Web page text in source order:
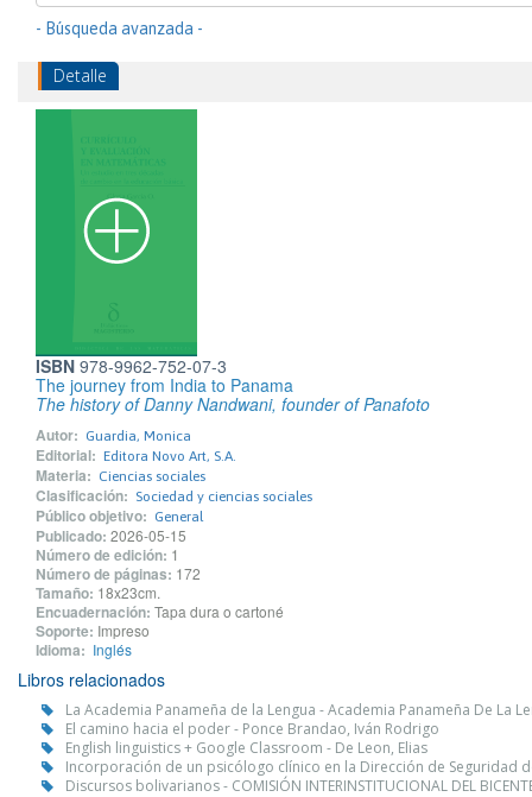
- Búsqueda avanzada -
Detalle
ISBN 978-9962-752-07-3
The journey from India to Panama
The history of Danny Nandwani, founder of Panafoto
Autor: Guardia, Monica
Editorial: Editora Novo Art, S.A.
Materia: Ciencias sociales
Clasificación: Sociedad y ciencias sociales
Público objetivo: General
Publicado: 2026-05-15
Número de edición: 1
Número de páginas: 172
Tamaño: 18x23cm.
Encuadernación: Tapa dura o cartoné
Soporte: Impreso
Idioma: Inglés
Libros relacionados
La Academia Panameña de la Lengua - Academia Panameña De La
El camino hacia el poder - Ponce Brandao, Iván Rodrigo
English linguistics + Google Classroom - De Leon, Elias
Incorporación de un psicólogo clínico en la Dirección de Seguridad
Discursos bolivarianos - COMISIÓN INTERINSTITUCIONAL DEL